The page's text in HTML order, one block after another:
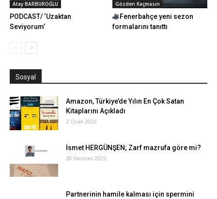
Atay BARBUROĞLU
PODCAST/ ‘Uzaktan
Seviyorum’
Gözden Kaçmasın
Fenerbahçe yeni sezon
formalarını tanıttı
Sosyal
Amazon, Türkiye’de Yılın En Çok Satan
Kitaplarını Açıkladı
2 Ocak 2026
İsmet HERGÜNŞEN; Zarf mazrufa göre mi?
28 Haziran 2025
Partnerinin hamile kalması için spermini